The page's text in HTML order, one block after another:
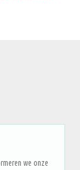
we onze